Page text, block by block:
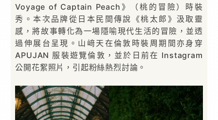
Voyage of Captain Peach》（桃的冒險）時裝
秀。本次品牌從日本民間傳說《桃太郎》汲取靈
感，將故事轉化為一場隱喻現代生活的冒險，並透
過伸展台呈現。山﨑天在倫敦時裝周期間亦身穿
APUJAN 服裝遊覽倫敦，並於日前在 Instagram
公開花絮照片，引起粉絲熱烈討論。